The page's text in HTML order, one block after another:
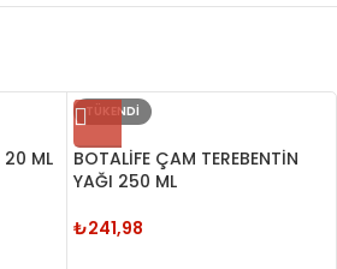
ML
TÜKENDI
BOTALİFE ÇAM TEREBENTİN
YAĞI 250 ML
₺241,98